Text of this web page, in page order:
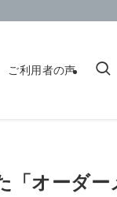
ご利用者の声
オーダー